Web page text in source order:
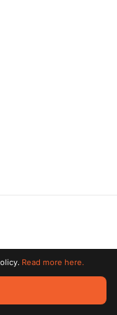
All trademarks
Read more here.